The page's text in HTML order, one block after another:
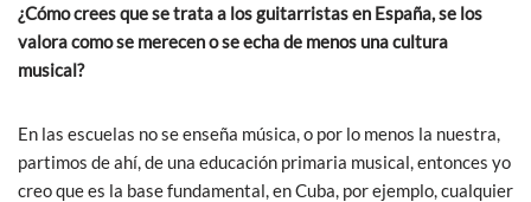
¿Cómo crees que se trata a los guitarristas en España, se los
valora como se merecen o se echa de menos una cultura
musical?
En las escuelas no se enseña música, o por lo menos la nuestra,
partimos de ahí, de una educación primaria musical, entonces yo
creo que es la base fundamental, en Cuba, por ejemplo, cualquier